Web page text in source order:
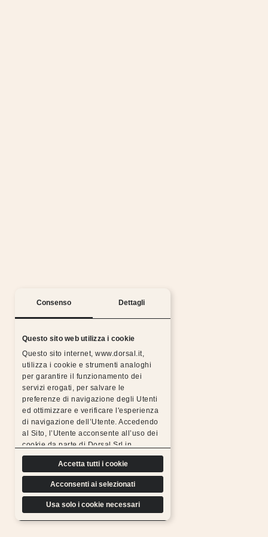
Consenso Dettagli
Questo sito web utilizza i cookie
Questo sito internet, www.dorsal.it,
utilizza i cookie e strumenti analoghi
per garantire il funzionamento dei
servizi erogati, per salvare le
preferenze di navigazione degli Utenti
ed ottimizzare e verificare l'esperienza
di navigazione dell’Utente. Accedendo
al Sito, l’Utente acconsente all’uso dei
cookie da parte di Dorsal Srl in
conformità a quanto previsto di seguito.
Accetta tutti i cookie
Acconsenti ai selezionati
Usa solo i cookie necessari
Silent nights with the Dorsal warranty
All Dorsal products are made from chosen,
resistant, durable materials and subjected to rigorous
tests, which is why we can
offer a free extended warranty.
Find out more